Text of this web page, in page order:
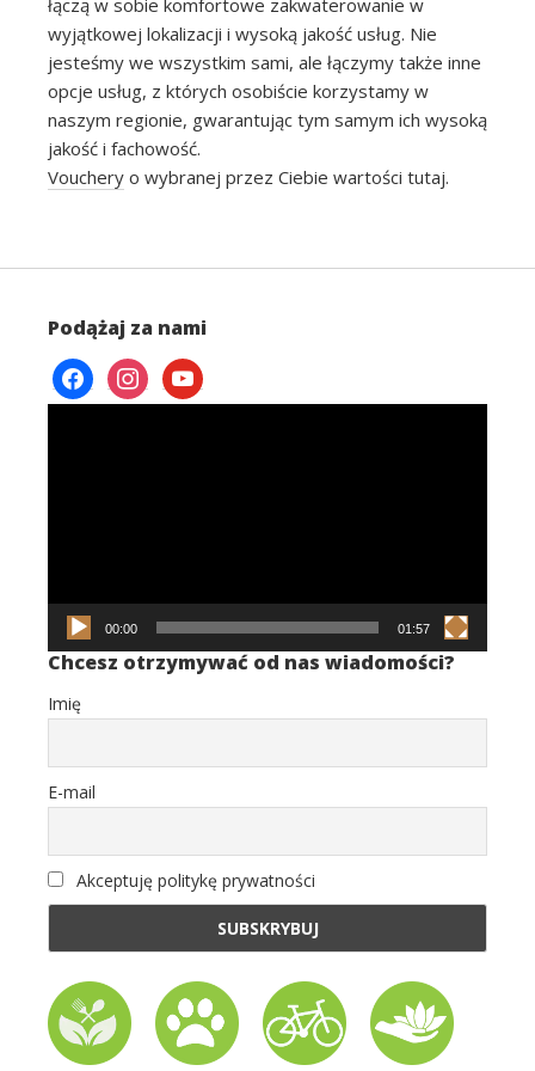
wyjątkowej lokalizacji i wysoką jakość usług. Nie
jesteśmy we wszystkim sami, ale łączymy także inne
opcje usług, z których osobiście korzystamy w
naszym regionie, gwarantując tym samym ich wysoką
jakość i fachowość.
Vouchery o wybranej przez Ciebie wartości tutaj.
Podążaj za nami
facebookinstagramyoutube
00:00 01:57
Chcesz otrzymywać od nas wiadomości?
Imię
E-mail
Akceptuję politykę prywatności